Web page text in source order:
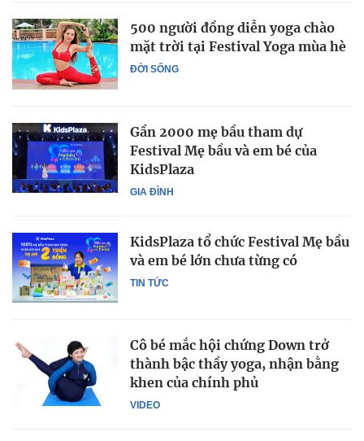
ĐỜI SỐNG
500 người đồng diễn yoga chào
mặt trời tại Festival Yoga mùa hè
GIA ĐÌNH
Gần 2000 mẹ bầu tham dự
Festival Mẹ bầu và em bé của
KidsPlaza
TIN TỨC
KidsPlaza tổ chức Festival Mẹ bầu
và em bé lớn chưa từng có
VIDEO
Cô bé mắc hội chứng Down trở
thành bậc thầy yoga, nhận bằng
khen của chính phủ